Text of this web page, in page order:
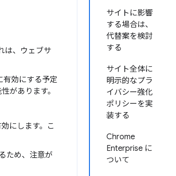
サイトに影響
する場合は、
代替案を検討
する
サイト全体に
明示的なプラ
イバシー強化
ポリシーを実
装する
Chrome
Enterprise に
ついて
は、ウェブサ
有効にする予定
があります。
にします。こ
ため、注意が